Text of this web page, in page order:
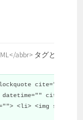
abbr> タグと属性が
cite="">
datetime="" cite="">
<li> <img src=""